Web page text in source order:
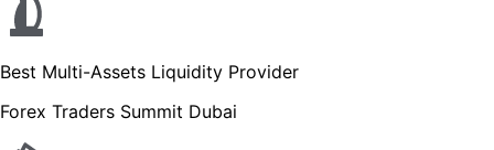
Best Multi-Assets Liquidity Provider
Forex Traders Summit Dubai